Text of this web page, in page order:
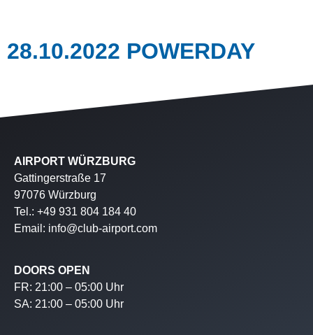
28.10.2022 POWERDAY
AIRPORT WÜRZBURG
Gattingerstraße 17
97076 Würzburg
Tel.: +49 931 804 184 40
Email: info@club-airport.com
DOORS OPEN
FR: 21:00 – 05:00 Uhr
SA: 21:00 – 05:00 Uhr